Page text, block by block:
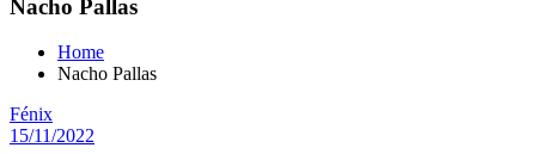
Nacho Pallas
Home
Nacho Pallas
Fénix
15/11/2022